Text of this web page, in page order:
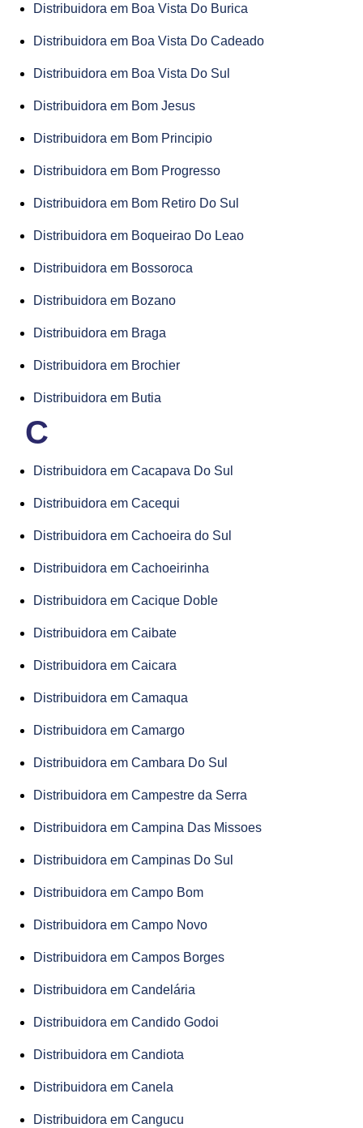
Distribuidora em Boa Vista Do Burica
Distribuidora em Boa Vista Do Cadeado
Distribuidora em Boa Vista Do Sul
Distribuidora em Bom Jesus
Distribuidora em Bom Principio
Distribuidora em Bom Progresso
Distribuidora em Bom Retiro Do Sul
Distribuidora em Boqueirao Do Leao
Distribuidora em Bossoroca
Distribuidora em Bozano
Distribuidora em Braga
Distribuidora em Brochier
Distribuidora em Butia
C
Distribuidora em Cacapava Do Sul
Distribuidora em Cacequi
Distribuidora em Cachoeira do Sul
Distribuidora em Cachoeirinha
Distribuidora em Cacique Doble
Distribuidora em Caibate
Distribuidora em Caicara
Distribuidora em Camaqua
Distribuidora em Camargo
Distribuidora em Cambara Do Sul
Distribuidora em Campestre da Serra
Distribuidora em Campina Das Missoes
Distribuidora em Campinas Do Sul
Distribuidora em Campo Bom
Distribuidora em Campo Novo
Distribuidora em Campos Borges
Distribuidora em Candelária
Distribuidora em Candido Godoi
Distribuidora em Candiota
Distribuidora em Canela
Distribuidora em Cangucu